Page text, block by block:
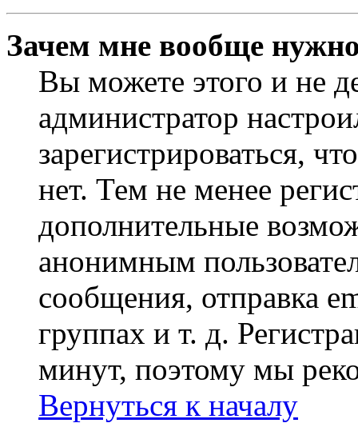
Зачем мне вообще
Вы можете этого и не
администратор
зарегистрироваться,
нет. Тем не менее
дополнительные
анонимным
сообщения, отправка
группах и т. д.
минут, поэтому мы
Вернуться к началу